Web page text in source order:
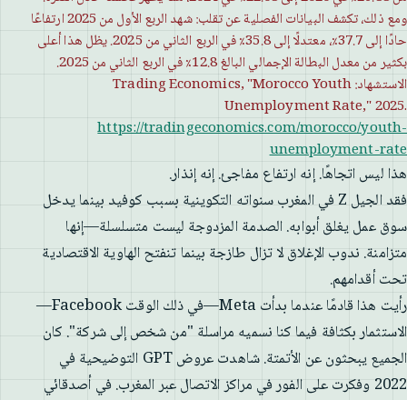
ومع ذلك، تكشف البيانات الفصلية عن تقلب: شهد الربع الأول من 2025 ارتفاعًا
حادًا إلى 37.7٪، معتدلًا إلى 35.8٪ في الربع الثاني من 2025. يظل هذا أعلى
بكثير من معدل البطالة الإجمالي البالغ 12.8٪ في الربع الثاني من 2025.
الاستشهاد: Trading Economics, "Morocco Youth
Unemployment Rate," 2025.
https://tradingeconomics.com/morocco/youth-
unemployment-rate
هذا ليس اتجاهًا. إنه ارتفاع مفاجئ. إنه إنذار.
فقد الجيل Z في المغرب سنواته التكوينية بسبب كوفيد بينما يدخل
سوق عمل يغلق أبوابه. الصدمة المزدوجة ليست متسلسلة—إنها
متزامنة. ندوب الإغلاق لا تزال طازجة بينما تنفتح الهاوية الاقتصادية
تحت أقدامهم.
رأيت هذا قادمًا عندما بدأت Meta—في ذلك الوقت Facebook—
الاستثمار بكثافة فيما كنا نسميه مراسلة "من شخص إلى شركة". كان
الجميع يبحثون عن الأتمتة. شاهدت عروض GPT التوضيحية في
2022 وفكرت على الفور في مراكز الاتصال عبر المغرب. في أصدقائي